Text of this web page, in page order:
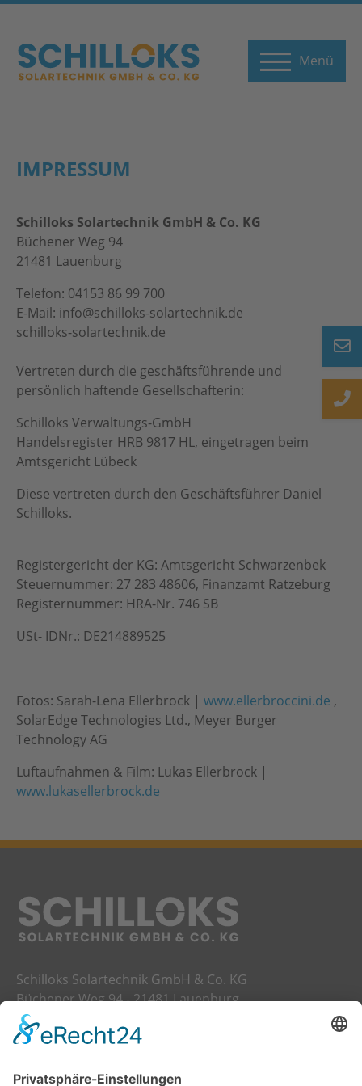
Menü
IMPRESSUM
Schilloks Solartechnik GmbH & Co. KG
Büchener Weg 94
21481 Lauenburg
Telefon: 04153 86 99 700
E-Mail: info@schilloks-solartechnik.de
schilloks-solartechnik.de
Vertreten durch die geschäftsführende und
persönlich haftende Gesellschafterin:
Schilloks Verwaltungs-GmbH
Handelsregister HRB 9817 HL, eingetragen beim
Amtsgericht Lübeck
Diese vertreten durch den Geschäftsführer Daniel
Schilloks.
Registergericht der KG: Amtsgericht Schwarzenbek
Steuernummer: 27 283 48606, Finanzamt Ratzeburg
Registernummer: HRA-Nr. 746 SB
USt- IDNr.: DE214889525
Fotos: Sarah-Lena Ellerbrock | www.ellerbroccini.de ,
SolarEdge Technologies Ltd., Meyer Burger
Technology AG
Luftaufnahmen & Film: Lukas Ellerbrock |
www.lukasellerbrock.de
Schilloks Solartechnik GmbH & Co. KG
Büchener Weg 94 - 21481 Lauenburg
Telefon:04153 8699700